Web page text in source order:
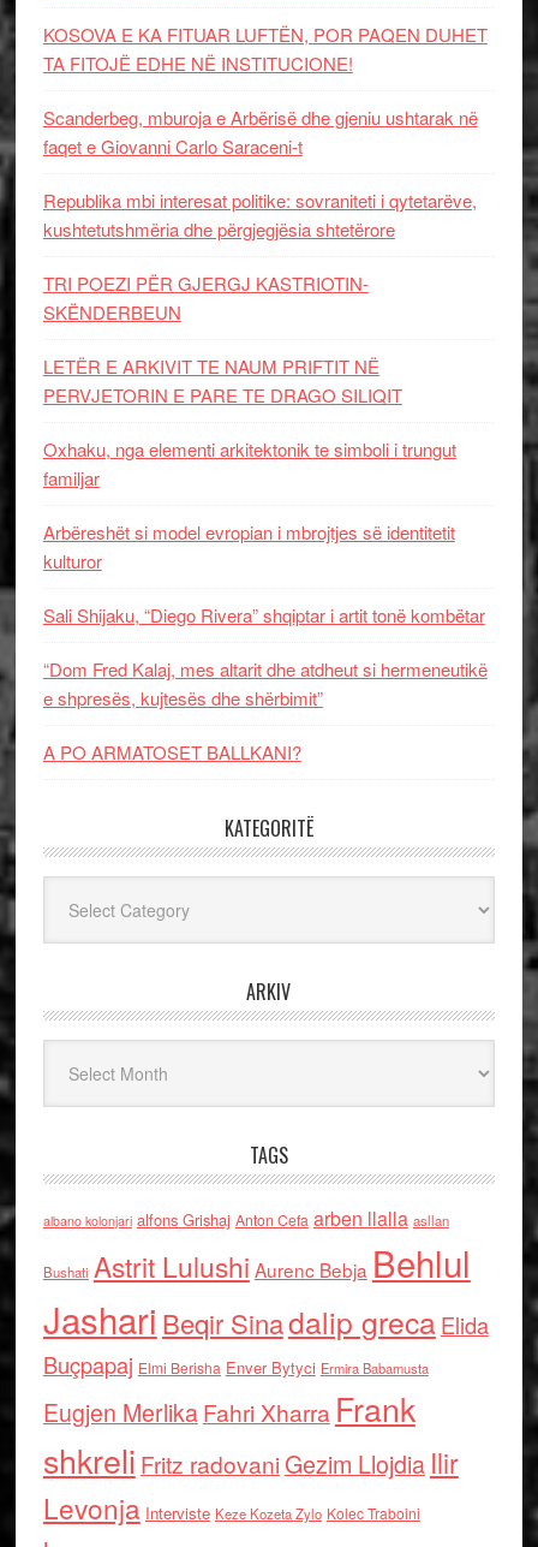
KOSOVA E KA FITUAR LUFTËN, POR PAQEN DUHET
TA FITOJË EDHE NË INSTITUCIONE!
Scanderbeg, mburoja e Arbërisë dhe gjeniu ushtarak në
faqet e Giovanni Carlo Saraceni-t
Republika mbi interesat politike: sovraniteti i qytetarëve,
kushtetutshmëria dhe përgjegjësia shtetërore
TRI POEZI PËR GJERGJ KASTRIOTIN-
SKËNDERBEUN
LETËR E ARKIVIT TE NAUM PRIFTIT NË
PERVJETORIN E PARE TE DRAGO SILIQIT
Oxhaku, nga elementi arkitektonik te simboli i trungut
familjar
Arbëreshët si model evropian i mbrojtjes së identitetit
kulturor
Sali Shijaku, “Diego Rivera” shqiptar i artit tonë kombëtar
“Dom Fred Kalaj, mes altarit dhe atdheut si hermeneutikë
e shpresës, kujtesës dhe shërbimit”
A PO ARMATOSET BALLKANI?
KATEGORITË
ARKIV
TAGS
albano kolonjari alfons Grishaj Anton Cefa arben llalla asllan
Bushati Astrit Lulushi Aurenc Bebja Behlul
Jashari Beqir Sinadalip grecaElida
Buçpapaj Elmi Berisha Enver Bytyci Ermira Babamusta
Eugjen MerlikaFahri Xharra Frank
shkreli Fritz radovaniGezim Llojdia Ilir
Levonja Interviste Keze Kozeta Zylo Kolec Traboini